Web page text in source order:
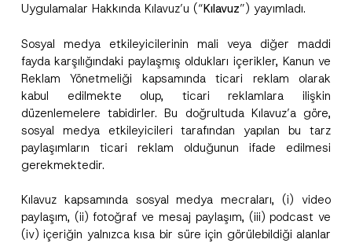
Uygulamalar Hakkında Kılavuz’u (“Kılavuz”) yayımladı.
Sosyal medya etkileyicilerinin mali veya diğer maddi
fayda karşılığındaki paylaşmış oldukları içerikler, Kanun ve
Reklam Yönetmeliği kapsamında ticari reklam olarak
kabul edilmekte olup, ticari reklamlara ilişkin
düzenlemelere tabidirler. Bu doğrultuda Kılavuz’a göre,
sosyal medya etkileyicileri tarafından yapılan bu tarz
paylaşımların ticari reklam olduğunun ifade edilmesi
gerekmektedir.
Kılavuz kapsamında sosyal medya mecraları, (i) video
paylaşım, (ii) fotoğraf ve mesaj paylaşım, (iii) podcast ve
(iv) içeriğin yalnızca kısa bir süre için görülebildiği alanlar